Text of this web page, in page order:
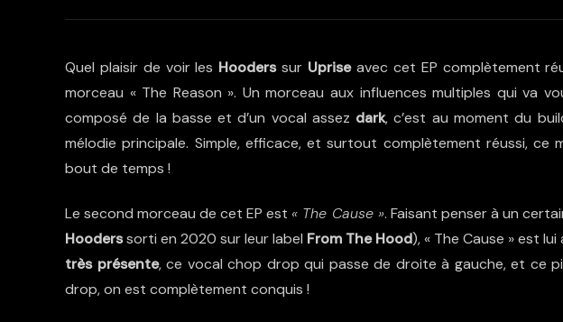
Quel plaisir de voir les Hooderssur Upriseavec cet EP complètement
morceau « The Reason ». Un morceau aux influences multiples qui va
composé de la basse et d’un vocal assez dark, c’est au moment du
mélodie principale. Simple, efficace, et surtout complètement réussi,
bout de temps !
Le second morceau de cet EP est « The Cause ». Faisant penser à un
Hooderssorti en 2020 sur leur label From The Hood), « The Cause » est
très présente, ce vocal chop drop qui passe de droite à gauche, et ce
drop, on est complètement conquis !